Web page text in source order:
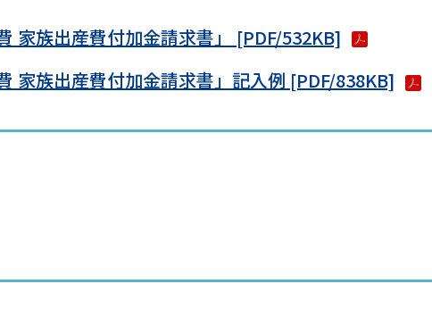
家族出産費付加金請求書」 [PDF/532KB]
家族出産費付加金請求書」記入例 [PDF/838KB]